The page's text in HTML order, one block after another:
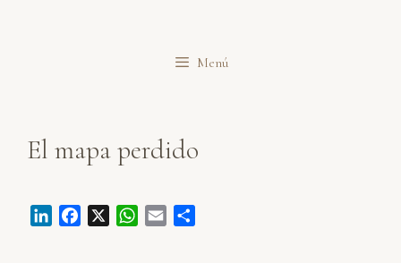
Menú
El mapa perdido
W